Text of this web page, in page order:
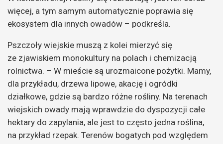
więcej, a tym samym automatycznie poprawia się
ekosystem dla innych owadów – podkreśla.
Pszczoły wiejskie muszą z kolei mierzyć się
ze zjawiskiem monokultury na polach i chemizacją
rolnictwa. – W mieście są urozmaicone pożytki. Mamy,
dla przykładu, drzewa lipowe, akację i ogródki
działkowe, gdzie są bardzo różne rośliny. Na terenach
wiejskich owady mają wprawdzie do dyspozycji całe
hektary do zapylania, ale jest to często jedna roślina,
na przykład rzepak. Terenów bogatych pod względem